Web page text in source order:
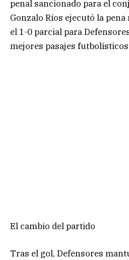
penal sancionado para el
Gonzalo Ríos ejecutó la
el 1-0 parcial para
mejores pasajes futbolísticos
El cambio del partido
Tras el gol, Defensores